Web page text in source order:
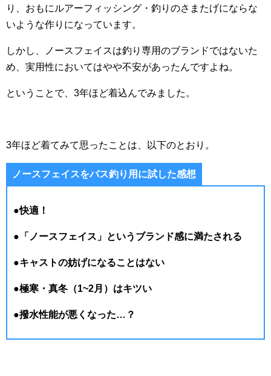
り、おもにルアーフィッシング・釣りのさまたげにならな
いような作りになっています。
しかし、ノースフェイスは釣り専用のブランドではないた
め、実用性においてはやや不安があったんですよね。
ということで、3年ほど着込んでみました。
3年ほど着てみて思ったことは、以下のとおり。
ノースフェイスをバス釣り用に試した感想
●快適！
●「ノースフェイス」というブランド感に満たされる
●キャストの妨げになることはない
●極寒・真冬（1~2月）はキツい
●撥水性能が悪くなった…？